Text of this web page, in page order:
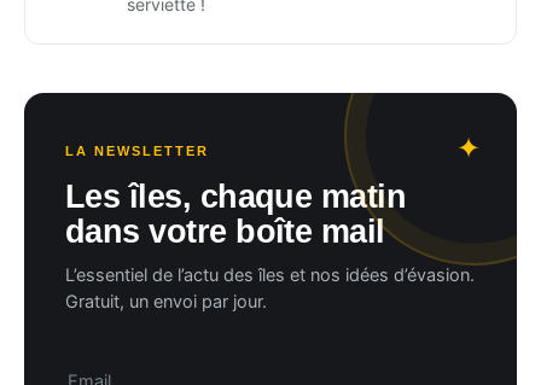
LA NEWSLETTER
Les îles, chaque matin
dans votre boîte mail
L’essentiel de l’actu des îles et nos idées d’évasion.
Gratuit, un envoi par jour.